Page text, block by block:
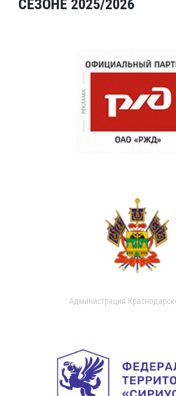
СЕЗОНЕ 2025/2026
Администрация